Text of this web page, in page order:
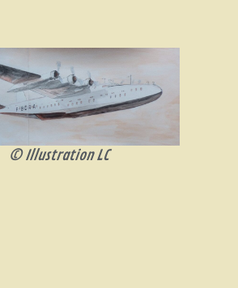
© Illustration LC